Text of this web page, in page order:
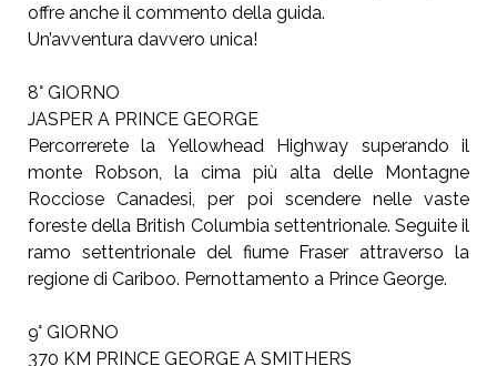
offre anche il commento della guida.
Un’avventura davvero unica!
8° GIORNO
JASPER A PRINCE GEORGE
Percorrerete la Yellowhead Highway superando il
monte Robson, la cima più alta delle Montagne
Rocciose Canadesi, per poi scendere nelle vaste
foreste della British Columbia settentrionale. Seguite il
ramo settentrionale del fiume Fraser attraverso la
regione di Cariboo. Pernottamento a Prince George.
9° GIORNO
370 KM PRINCE GEORGE A SMITHERS